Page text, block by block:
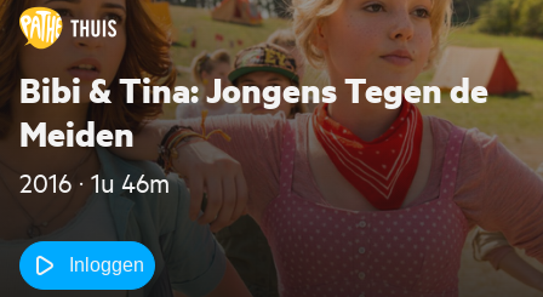
Bibi & Tina: Jongens Tegen de
Meiden
2016 ‧ 1u 46m
Inloggen